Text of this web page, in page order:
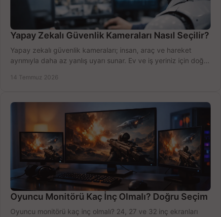
Yapay Zekalı Güvenlik Kameraları Nasıl Seçilir?
Yapay zekalı güvenlik kameraları; insan, araç ve hareket
ayrımıyla daha az yanlış uyarı sunar. Ev ve iş yeriniz için doğru
14 Temmuz 2026
Oyuncu Monitörü Kaç İnç Olmalı? Doğru Seçim
Oyuncu monitörü kaç inç olmalı? 24, 27 ve 32 inç ekranları